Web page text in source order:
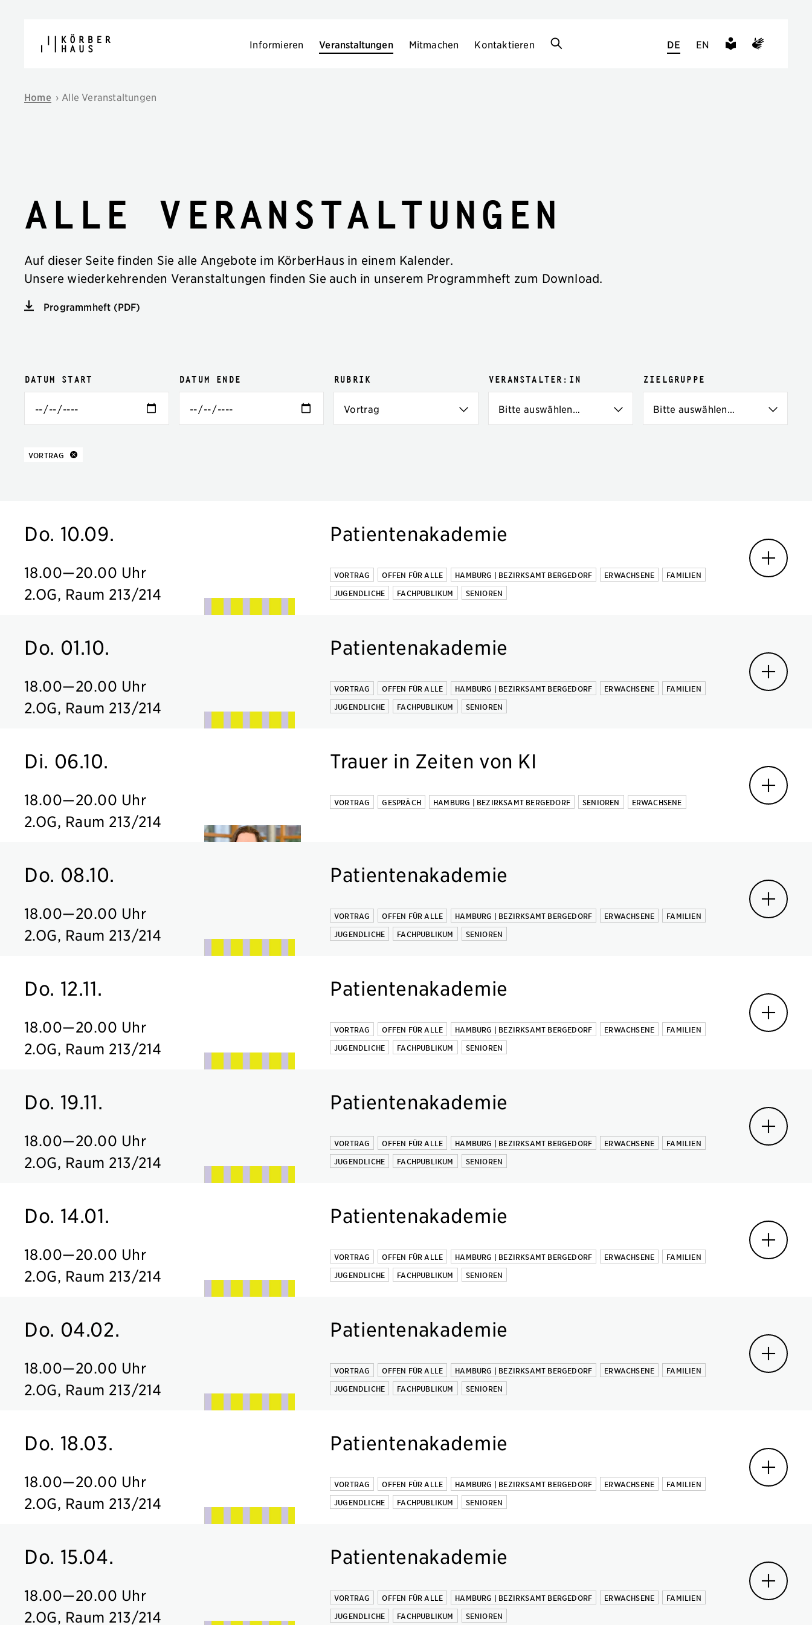
Informieren Veranstaltungen Mitmachen Kontaktieren DE EN
Home › Alle Veranstaltungen
Alle Veranstaltungen
Auf dieser Seite finden Sie alle Angebote im KörberHaus in einem Kalender.
Unsere wiederkehrenden Veranstaltungen finden Sie auch in unserem Programmheft zum Download.
Programmheft (PDF)
Veranstaltungsfilter
Filteroptionen
Datum Start Datum Ende Rubrik Veranstalter:in Zielgruppe
10 Ergebnisse
VORTRAG
Do. 10.09.
18.00—20.00 Uhr
2.OG, Raum 213/214
Patientenakademie
VORTRAG OFFEN FÜR ALLE HAMBURG | BEZIRKSAMT BERGEDORF ERWACHSENE
FAMILIEN
JUGENDLICHE
FACHPUBLIKUM SENIOREN
Do. 01.10.
18.00—20.00 Uhr
2.OG, Raum 213/214
Patientenakademie
VORTRAG OFFEN FÜR ALLE HAMBURG | BEZIRKSAMT BERGEDORF ERWACHSENE
FAMILIEN
JUGENDLICHE
FACHPUBLIKUM SENIOREN
Di. 06.10.
18.00—20.00 Uhr
2.OG, Raum 213/214
Trauer in Zeiten von KI
VORTRAG GESPRÄCH HAMBURG | BEZIRKSAMT BERGEDORF SENIOREN ERWACHSENE
Do. 08.10.
18.00—20.00 Uhr
2.OG, Raum 213/214
Patientenakademie
VORTRAG OFFEN FÜR ALLE HAMBURG | BEZIRKSAMT BERGEDORF ERWACHSENE
FAMILIEN
JUGENDLICHE
FACHPUBLIKUM SENIOREN
Do. 12.11.
18.00—20.00 Uhr
2.OG, Raum 213/214
Patientenakademie
VORTRAG OFFEN FÜR ALLE HAMBURG | BEZIRKSAMT BERGEDORF ERWACHSENE
FAMILIEN
JUGENDLICHE
FACHPUBLIKUM SENIOREN
Do. 19.11.
18.00—20.00 Uhr
2.OG, Raum 213/214
Patientenakademie
VORTRAG OFFEN FÜR ALLE HAMBURG | BEZIRKSAMT BERGEDORF ERWACHSENE
FAMILIEN
JUGENDLICHE
FACHPUBLIKUM SENIOREN
Do. 14.01.
18.00—20.00 Uhr
2.OG, Raum 213/214
Patientenakademie
VORTRAG OFFEN FÜR ALLE HAMBURG | BEZIRKSAMT BERGEDORF ERWACHSENE
FAMILIEN
JUGENDLICHE
FACHPUBLIKUM SENIOREN
Do. 04.02.
18.00—20.00 Uhr
2.OG, Raum 213/214
Patientenakademie
VORTRAG OFFEN FÜR ALLE HAMBURG | BEZIRKSAMT BERGEDORF ERWACHSENE
FAMILIEN
JUGENDLICHE
FACHPUBLIKUM SENIOREN
Do. 18.03.
18.00—20.00 Uhr
2.OG, Raum 213/214
Patientenakademie
VORTRAG OFFEN FÜR ALLE HAMBURG | BEZIRKSAMT BERGEDORF ERWACHSENE
FAMILIEN
JUGENDLICHE
FACHPUBLIKUM SENIOREN
Do. 15.04.
18.00—20.00 Uhr
2.OG, Raum 213/214
Patientenakademie
VORTRAG OFFEN FÜR ALLE HAMBURG | BEZIRKSAMT BERGEDORF ERWACHSENE
FAMILIEN
JUGENDLICHE
FACHPUBLIKUM SENIOREN